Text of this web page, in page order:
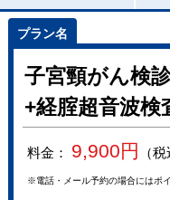
子宮頸がん検
+経腟超音波検
料金： 9,900円 （税
※電話・メール予約の場合にはポ